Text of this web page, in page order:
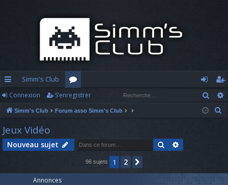
cc
ès
ra
pi
Simm's Club
or
u
o
n
’e
nr
Connexion S’enregistrer
Simm's Club Forum asso Simm's Club
Jeux Vidéo
Nouveau sujet Rechercher
96 sujets 1 2
Annonces